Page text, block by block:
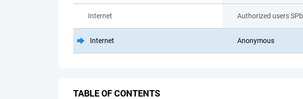
Internet Authorized users
Internet Anonymous
TABLE OF CONTENTS